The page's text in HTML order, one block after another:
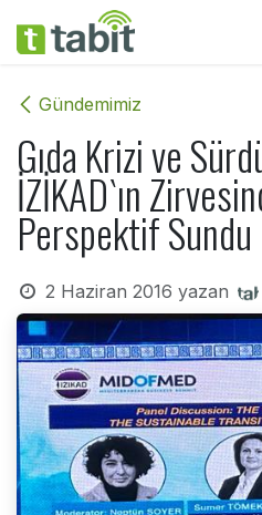
İçereği Atla
Gündemimiz
Gıda Krizi ve
İZİKAD`ın
Perspektif Sundu
2 Haziran 2016 yazan